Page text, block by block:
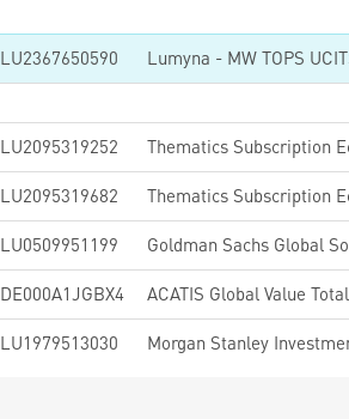
LU2367650590 Lumyna - MW TOPS
LU2095319252 Thematics Subscription
LU2095319682 Thematics Subscription
LU0509951199
DE000A1JGBX4 ACATIS Global Value
LU1979513030